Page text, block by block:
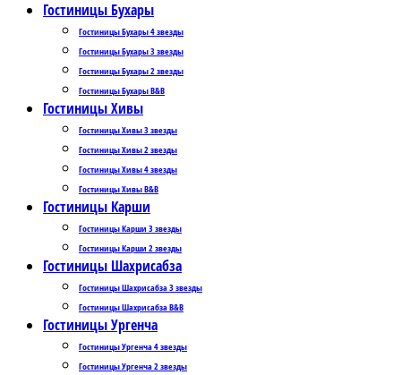
Гостиницы Бухары
Гостиницы Бухары 4 звезды
Гостиницы Бухары 3 звезды
Гостиницы Бухары 2 звезды
Гостиницы Бухары B&B
Гостиницы Хивы
Гостиницы Хивы 3 звезды
Гостиницы Хивы 2 звезды
Гостиницы Хивы 4 звезды
Гостиницы Хивы B&B
Гостиницы Карши
Гостиницы Карши 3 звезды
Гостиницы Карши 2 звезды
Гостиницы Шахрисабза
Гостиницы Шахрисабза 3 звезды
Гостиницы Шахрисабза B&B
Гостиницы Ургенча
Гостиницы Ургенча 4 звезды
Гостиницы Ургенча 2 звезды